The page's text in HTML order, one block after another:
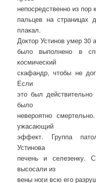
непосредственно из пор
пальцев на страницах
плакал.
Доктор Устинов умер 30
было выполнено в
космический
скафандр, чтобы не
Если
это был
было
невероятно
ужасающий
эффект. Группа
Устинова
печень и селезенку.
высосали из
вены ноги всю его